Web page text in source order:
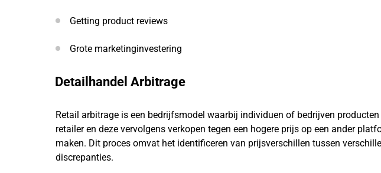
Getting product reviews
Grote marketinginvestering
Detailhandel Arbitrage
Retail arbitrage is een bedrijfsmodel waarbij individuen of bedrijven
retailer en deze vervolgens verkopen tegen een hogere prijs op een ander
maken. Dit proces omvat het identificeren van prijsverschillen tussen
discrepanties.